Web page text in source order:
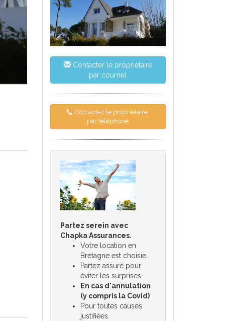
Contacter le propriétaire
par courriel
Contactez le propriétaire
par téléphone
Partez serein avec
Chapka Assurances.
Votre location en
Bretagne est choisie.
Partez assuré pour
éviter les surprises.
En cas d'annulation
(y compris la Covid)
Pour toutes causes
justifiées.